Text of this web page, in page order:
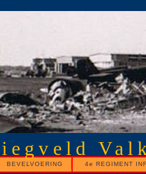
BEVELVOERING 4e REGIMENT